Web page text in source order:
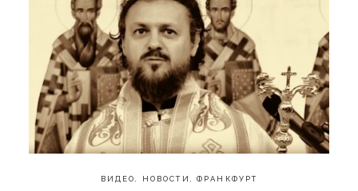
ВИДЕО, НОВОСТИ , ФРАНКФУРТ